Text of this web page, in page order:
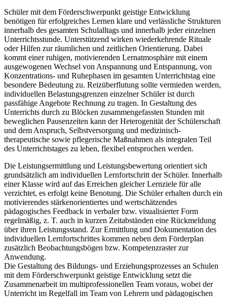
Schüler mit dem Förderschwerpunkt geistige Entwicklung
benötigen für erfolgreiches Lernen klare und verlässliche Strukturen
innerhalb des gesamten Schulalltags und innerhalb jeder einzelnen
Unterrichtsstunde. Unterstützend wirken wiederkehrende Rituale
oder Hilfen zur räumlichen und zeitlichen Orientierung. Dabei
kommt einer ruhigen, motivierenden Lernatmosphäre mit einem
ausgewogenen Wechsel von Anspannung und Entspannung, von
Konzentrations- und Ruhephasen im gesamten Unterrichtstag eine
besondere Bedeutung zu. Reizüberflutung sollte vermieden werden,
individuellen Belastungsgrenzen einzelner Schüler ist durch
passfähige Angebote Rechnung zu tragen. In Gestaltung des
Unterrichts durch zu Blöcken zusammengefassten Stunden mit
beweglichen Pausenzeiten kann der Heterogenität der Schülerschaft
und dem Anspruch, Selbstversorgung und medizinisch-
therapeutische sowie pflegerische Maßnahmen als integralen Teil
des Unterrichtstages zu leben, flexibel entsprochen werden.
Die Leistungsermittlung und Leistungsbewertung orientiert sich
grundsätzlich am individuellen Lernfortschritt der Schüler. Innerhalb
einer Klasse wird auf das Erreichen gleicher Lernziele für alle
verzichtet, es erfolgt keine Benotung. Die Schüler erhalten durch ein
motivierendes stärkenorientiertes und wertschätzendes
pädagogisches Feedback in verbaler bzw. visualisierter Form
regelmäßig, z. T. auch in kurzen Zeitabständen eine Rückmeldung
über ihren Leistungsstand. Zur Ermittlung und Dokumentation des
individuellen Lernfortschrittes kommen neben dem Förderplan
zusätzlich Beobachtungsbögen bzw. Kompetenzraster zur
Anwendung.
Die Gestaltung des Bildungs- und Erziehungsprozesses an Schulen
mit dem Förderschwerpunkt geistige Entwicklung setzt die
Zusammenarbeit im multiprofessionellen Team voraus, wobei der
Unterricht im Regelfall im Team von Lehrern und pädagogischen